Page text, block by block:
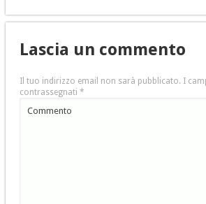
Lascia un commento
Il tuo indirizzo email non sarà pubblicato. I
contrassegnati *
Commento